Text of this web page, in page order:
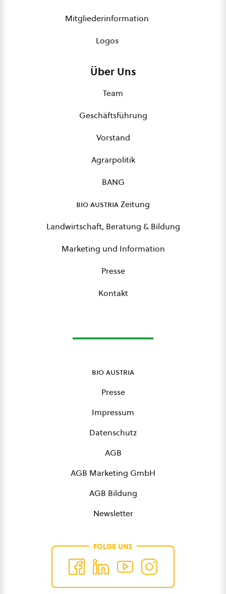
Mitgliederinformation
Logos
Über Uns
Team
Geschäftsführung
Vorstand
Agrarpolitik
BANG
bio austriaZeitung
Landwirtschaft, Beratung & Bildung
Marketing und Information
Presse
Kontakt
bio austria
Presse
Impressum
Datenschutz
AGB
AGB Marketing GmbH
AGB Bildung
Newsletter
FOLGE UNS